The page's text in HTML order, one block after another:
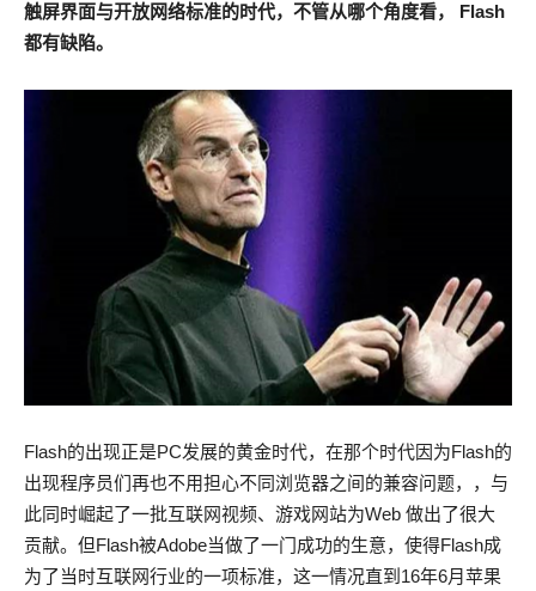
触屏界面与开放网络标准的时代，不管从哪个角度看， Flash
都有缺陷。
Flash的出现正是PC发展的黄金时代，在那个时代因为Flash的
出现程序员们再也不用担心不同浏览器之间的兼容问题，，与
此同时崛起了一批互联网视频、游戏网站为Web 做出了很大
贡献。但Flash被Adobe当做了一门成功的生意，使得Flash成
为了当时互联网行业的一项标准，这一情况直到16年6月苹果